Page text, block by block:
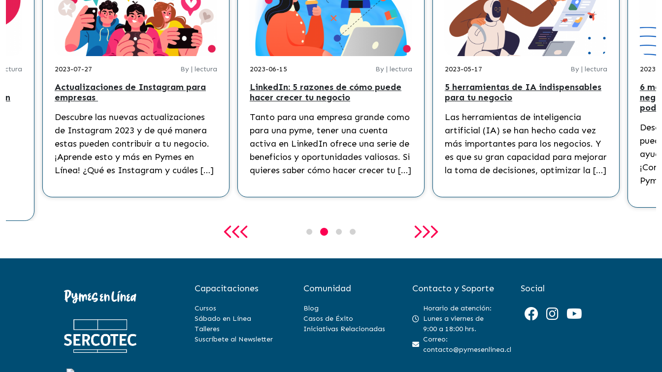
2023-07-27 By | lectura
Actualizaciones de Instagram para
empresas
Descubre las nuevas actualizaciones
de Instagram 2023 y de qué manera
estas pueden contribuir a tu negocio.
¡Aprende esto y más en Pymes en
Línea! ¿Qué es Instagram y cuáles […]
2023-06-15 By | lectura
LinkedIn: 5 razones de cómo puede
hacer crecer tu negocio
Tanto para una empresa grande como
para una pyme, tener una cuenta
activa en LinkedIn ofrece una serie de
beneficios y oportunidades valiosas. Si
quieres saber cómo hacer crecer tu […]
2023-05-17 By | lectura
5 herramientas de IA indispensables
para tu negocio
Las herramientas de inteligencia
artificial (IA) se han hecho cada vez
más importantes para los negocios. Y
es que su gran capacidad para mejorar
la toma de decisiones, optimizar la […]
2023-
6
Capacitaciones
Cursos
Sábado en Línea
Talleres
Suscríbete al Newsletter
Comunidad
Blog
Casos de Éxito
Iniciativas Relacionadas
Contacto y Soporte
Horario de atención:
Lunes a viernes de
9:00 a 18:00 hrs.
Correo:
contacto@pymesenlinea.cl
Social